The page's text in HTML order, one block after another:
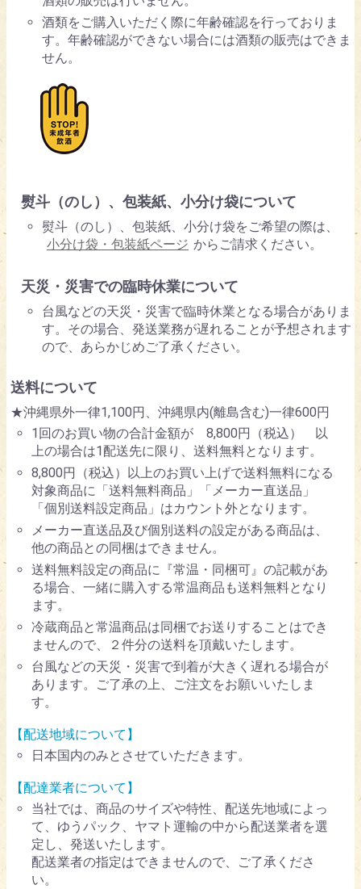
酒類をご購入いただく際に年齢確認を行っておりま
す。年齢確認ができない場合には酒類の販売はできま
せん。
熨斗（のし）、包装紙、小分け袋について
熨斗（のし）、包装紙、小分け袋をご希望の際は、
小分け袋・包装紙ページ からご請求ください。
天災・災害での臨時休業について
台風などの天災・災害で臨時休業となる場合がありま
す。その場合、発送業務が遅れることが予想されます
ので、あらかじめご了承ください。
送料について
★沖縄県外一律1,100円、沖縄県内(離島含む)一律600円
1回のお買い物の合計金額が 8,800円（税込） 以
上の場合は1配送先に限り、送料無料となります。
8,800円（税込）以上のお買い上げで送料無料になる
対象商品に「送料無料商品」「メーカー直送品」
「個別送料設定商品」はカウント外となります。
メーカー直送品及び個別送料の設定がある商品は、
他の商品との同梱はできません。
送料無料設定の商品に『常温・同梱可』の記載があ
る場合、一緒に購入する常温商品も送料無料となり
ます。
冷蔵商品と常温商品は同梱でお送りすることはでき
ませんので、２件分の送料を頂戴いたします。
台風などの天災・災害で到着が大きく遅れる場合が
あります。ご了承の上、ご注文をお願いいたしま
す。
【配送地域について】
日本国内のみとさせていただきます。
【配達業者について】
当社では、商品のサイズや特性、配送先地域によっ
て、ゆうパック、ヤマト運輸の中から配送業者を選
定し、発送いたします。
配送業者の指定はできませんので、ご了承くださ
い。